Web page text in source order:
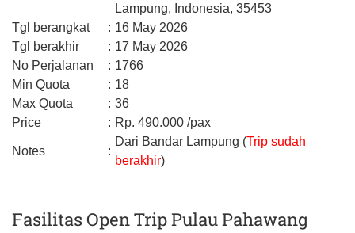
Lampung, Indonesia, 35453
Tgl berangkat
: 16 May 2026
Tgl berakhir
: 17 May 2026
No Perjalanan
: 1766
Min Quota
: 18
Max Quota
: 36
Price
: Rp. 490.000 /pax
Notes :
Dari Bandar Lampung (Trip sudah
berakhir)
Fasilitas Open Trip Pulau Pahawang